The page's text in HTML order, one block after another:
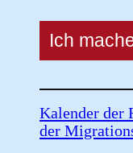
Kalender der
der